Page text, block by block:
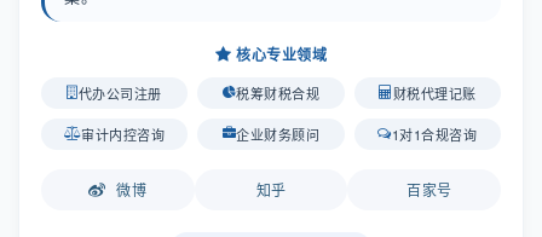
核心专业领域
代办公司注册 税筹财税合规 财税代理记账
审计内控咨询 企业财务顾问 1对1合规咨询
微博 知乎 百家号